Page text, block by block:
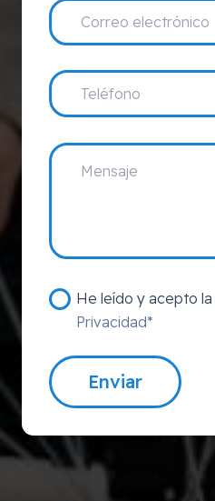
He leído y acepto la
Privacidad*